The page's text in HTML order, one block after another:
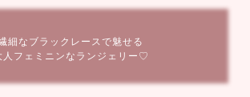
細なブラックレースで魅せる
人フェミニンなランジェリー♡